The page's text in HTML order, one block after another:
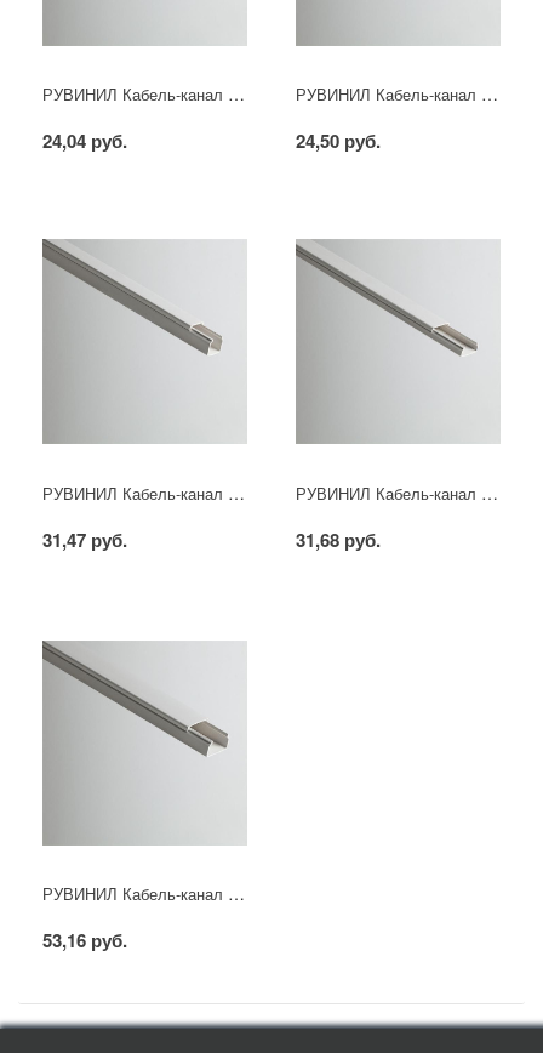
РУВИНИЛ Кабель-канал 12х12х2000мм (белый)
24,04 руб.
РУВИНИЛ Кабель-канал 15х10х2000мм (белый)
24,50 руб.
РУВИНИЛ Кабель-канал 16х16х2000мм (белый)
31,47 руб.
РУВИНИЛ Кабель-канал 20х10х2000мм (белый)
31,68 руб.
РУВИНИЛ Кабель-канал 25х16х2000мм (белый)
53,16 руб.